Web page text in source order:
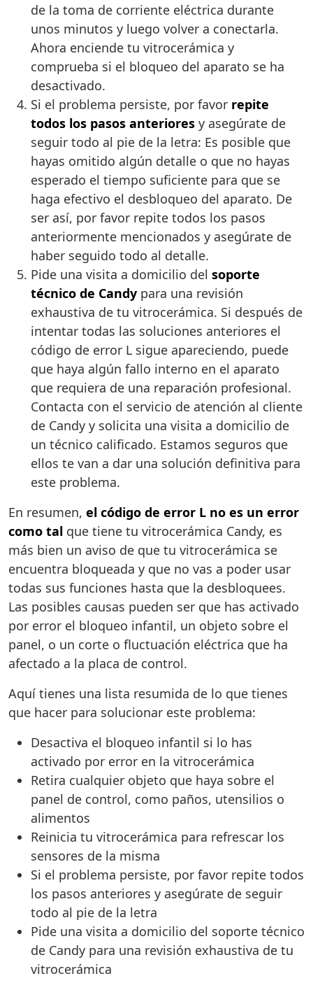
de la toma de corriente eléctrica durante
unos minutos y luego volver a conectarla.
Ahora enciende tu vitrocerámica y
comprueba si el bloqueo del aparato se ha
desactivado.
Si el problema persiste, por favor repite
todos los pasos anteriores y asegúrate de
seguir todo al pie de la letra: Es posible que
hayas omitido algún detalle o que no hayas
esperado el tiempo suficiente para que se
haga efectivo el desbloqueo del aparato. De
ser así, por favor repite todos los pasos
anteriormente mencionados y asegúrate de
haber seguido todo al detalle.
Pide una visita a domicilio del soporte
técnico de Candy para una revisión
exhaustiva de tu vitrocerámica. Si después de
intentar todas las soluciones anteriores el
código de error L sigue apareciendo, puede
que haya algún fallo interno en el aparato
que requiera de una reparación profesional.
Contacta con el servicio de atención al cliente
de Candy y solicita una visita a domicilio de
un técnico calificado. Estamos seguros que
ellos te van a dar una solución definitiva para
este problema.
En resumen, el código de error L no es un error
como tal que tiene tu vitrocerámica Candy, es
más bien un aviso de que tu vitrocerámica se
encuentra bloqueada y que no vas a poder usar
todas sus funciones hasta que la desbloquees.
Las posibles causas pueden ser que has activado
por error el bloqueo infantil, un objeto sobre el
panel, o un corte o fluctuación eléctrica que ha
afectado a la placa de control.
Aquí tienes una lista resumida de lo que tienes
que hacer para solucionar este problema:
Desactiva el bloqueo infantil si lo has
activado por error en la vitrocerámica
Retira cualquier objeto que haya sobre el
panel de control, como paños, utensilios o
alimentos
Reinicia tu vitrocerámica para refrescar los
sensores de la misma
Si el problema persiste, por favor repite todos
los pasos anteriores y asegúrate de seguir
todo al pie de la letra
Pide una visita a domicilio del soporte técnico
de Candy para una revisión exhaustiva de tu
vitrocerámica